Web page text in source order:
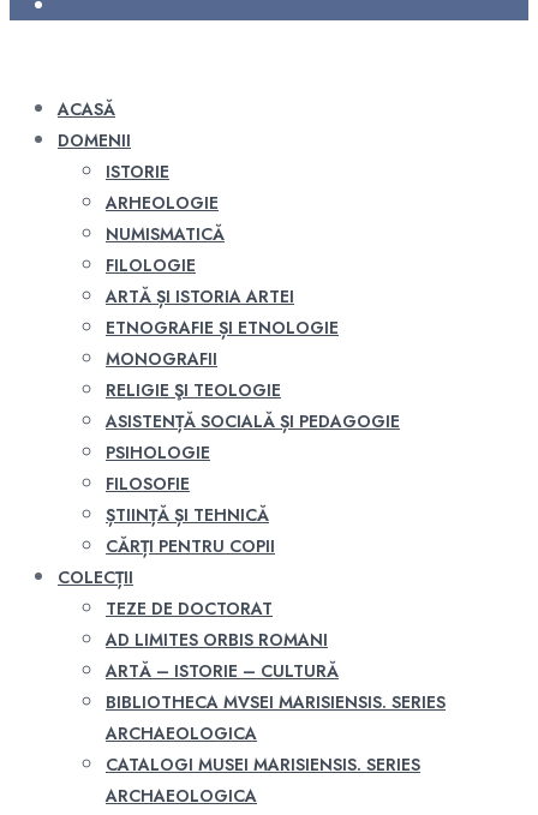
ACASĂ
DOMENII
ISTORIE
ARHEOLOGIE
NUMISMATICĂ
FILOLOGIE
ARTĂ ȘI ISTORIA ARTEI
ETNOGRAFIE ȘI ETNOLOGIE
MONOGRAFII
RELIGIE ŞI TEOLOGIE
ASISTENȚĂ SOCIALĂ ȘI PEDAGOGIE
PSIHOLOGIE
FILOSOFIE
ȘTIINȚĂ ȘI TEHNICĂ
CĂRȚI PENTRU COPII
COLECȚII
TEZE DE DOCTORAT
AD LIMITES ORBIS ROMANI
ARTĂ – ISTORIE – CULTURĂ
BIBLIOTHECA MVSEI MARISIENSIS. SERIES
ARCHAEOLOGICA
CATALOGI MUSEI MARISIENSIS. SERIES
ARCHAEOLOGICA